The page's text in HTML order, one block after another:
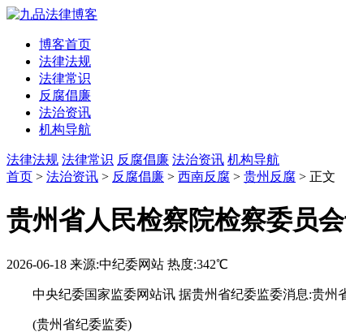
博客首页
法律法规
法律常识
反腐倡廉
法治资讯
机构导航
法律法规 法律常识 反腐倡廉 法治资讯 机构导航
首页 > 法治资讯 > 反腐倡廉 > 西南反腐 > 贵州反腐 > 正文
贵州省人民检察院检察委员
2026-06-18 来源:中纪委网站 热度:342℃
中央纪委国家监委网站讯 据贵州省纪委监委消息:贵州
(贵州省纪委监委)